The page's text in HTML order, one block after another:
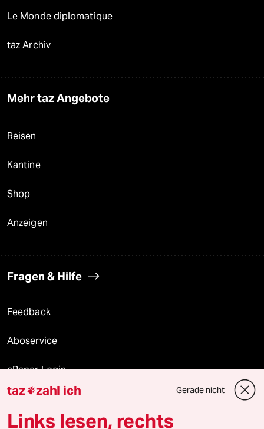
Le Monde diplomatique
taz Archiv
Mehr taz Angebote
Reisen
Kantine
Shop
Anzeigen
Fragen & Hilfe
Feedback
Aboservice
ePaper Login
Downloads für Abonnierende
taz zahl ich Gerade nicht
Links lesen, rechts